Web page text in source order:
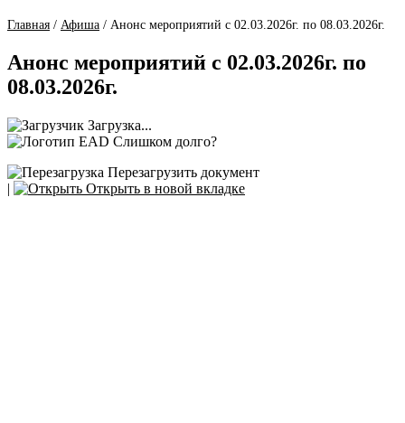
Главная / Афиша / Анонс мероприятий с 02.03.2026г. по 08.03.2026г.
Анонс мероприятий с 02.03.2026г. по
08.03.2026г.
Загрузка...
Слишком долго?
Перезагрузить документ
|
Открыть в новой вкладке